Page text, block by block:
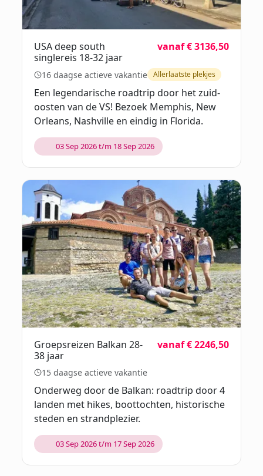
USA deep south
singlereis 18-32 jaar
vanaf € 3136,50
16 daagse actieve vakantie Allerlaatste plekjes
Een legendarische roadtrip door het zuid-
oosten van de VS! Bezoek Memphis, New
Orleans, Nashville en eindig in Florida.
03 Sep 2026 t/m 18 Sep 2026
Groepsreizen Balkan 28-
38 jaar
vanaf € 2246,50
15 daagse actieve vakantie
Onderweg door de Balkan: roadtrip door 4
landen met hikes, boottochten, historische
steden en strandplezier.
03 Sep 2026 t/m 17 Sep 2026